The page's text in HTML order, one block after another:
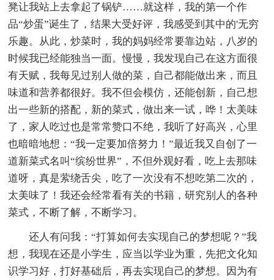
凳让我站上去拿起了锅铲……就这样，我的第一个作
品“炒蛋”诞生了，结果大受好评，我感受到其中的'无穷
乐趣。从此，炒菜时，我的妈妈经常要靠边站，八岁的
时候我已经能独当一面。慢慢，我发现自己在这方面很
有天赋，我每见过别人做的菜，自己都能做出来，而且
味道和营养都很好。我不但会模仿，还能创新，自己想
出一些新的搭配，新的菜式，做出来一试，哗！太美味
了，家人吃过也是常常赞口不绝，我听了好高兴，心里
也暗暗地想：“我一定要加倍努力！”最近我又自创了一
道新菜式名叫“缤纷世界”，不但外观好看，吃上去那味
道呀，真是萦绕舌尖，吃了一次没有不想吃第二次的，
太美味了！我还会经常看有关的书籍，研究别人的各种
菜式，不断了解，不断学习。
还人有问我：“打算如何去实现自己的梦想呢？”我
想，我现在还是小学生，应当以学业为重，先把文化知
识学习好，打好基础后，再去实现自己的梦想。因为有